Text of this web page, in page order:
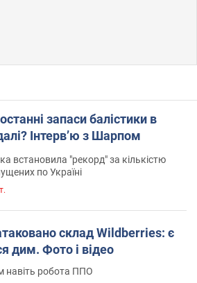
запаси балістики в
Інтерв’ю з Шарпом
встановила "рекорд" за кількістю
по Україні
склад Wildberries: є
дим. Фото і відео
навіть робота ППО